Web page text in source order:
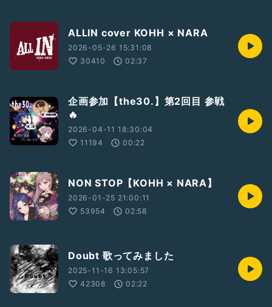
ALLIN cover KOHH × NARA
2026-05-26 15:31:08
30410
02:37
企画参加【the30.】第2回目 参戦
🔥
2026-04-11 18:30:04
11194
00:22
NON STOP【KOHH × NARA】
2026-01-25 21:00:11
53954
02:58
Doubt 歌ってみました
2025-11-16 13:05:57
42308
02:22